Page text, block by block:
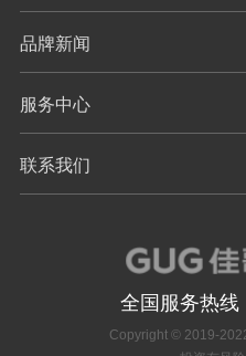
品牌新闻
服务中心
联系我们
全国服务热线
Copyright © 2019-